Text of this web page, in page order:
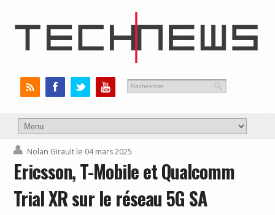
Nolan Girault le 04 mars 2025
Ericsson, T-Mobile et Qualcomm
Trial XR sur le réseau 5G SA